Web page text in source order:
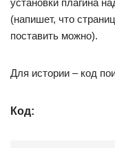
установки плагина
(напишет, что
поставить можно).
Для истории – код
Код: